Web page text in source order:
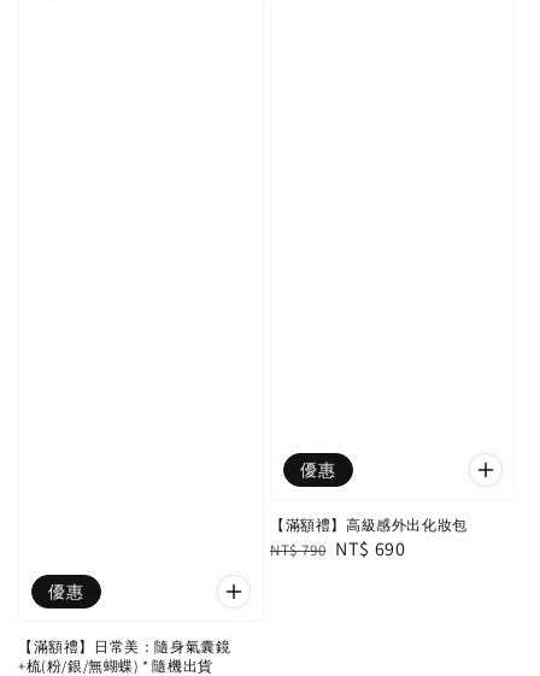
優惠
【滿額禮】日常美：隨身氣囊鏡
+梳(粉/銀/無蝴蝶) * 隨機出貨
優惠
【滿額禮】高級感外出化妝包
Regular
NT$ 790 Sale
NT$ 690